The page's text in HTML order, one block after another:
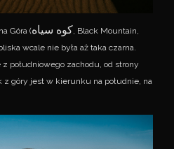
Góra (کوه سیاه, Black Mountain,
bliska wcale nie była aż taka czarna.
południowego zachodu, od strony
z góry jest w kierunku na południe, na